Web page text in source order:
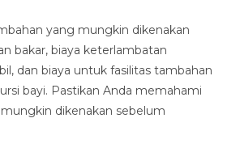
yang mungkin dikenakan
bakar, biaya keterlambatan
dan biaya untuk fasilitas tambahan
bayi. Pastikan Anda memahami
dikenakan sebelum